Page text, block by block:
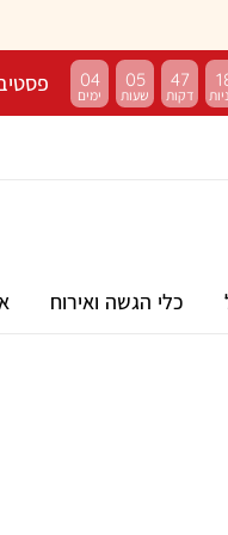
פסטיבל 04 05 47
כלי הגשה ואירוח